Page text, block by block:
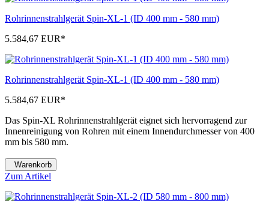
Rohrinnenstrahlgerät Spin-XL-1 (ID 400 mm - 580 mm)
5.584,67 EUR*
Rohrinnenstrahlgerät Spin-XL-1 (ID 400 mm - 580 mm)
5.584,67 EUR*
Das Spin-XL Rohrinnenstrahlgerät eignet sich hervorragend zur
Innenreinigung von Rohren mit einem Innendurchmesser von 400
mm bis 580 mm.
Warenkorb
Zum Artikel